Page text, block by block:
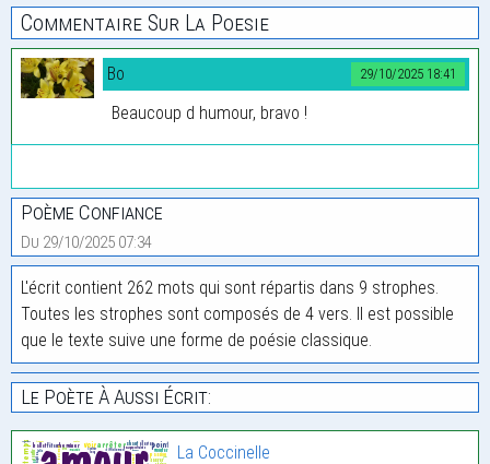
Commentaire Sur La Poesie
29/10/2025 18:41
Bo
Beaucoup d humour, bravo !
Poème Confiance
Du 29/10/2025 07:34
L'écrit contient 262 mots qui sont répartis dans 9 strophes.
Toutes les strophes sont composés de 4 vers. Il est possible
que le texte suive une forme de poésie classique.
Le Poète À Aussi Écrit:
La Coccinelle